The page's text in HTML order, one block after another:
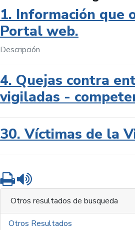
1. Información que
Portal web.
Descripción
4. Quejas contra
vigiladas -
30. Víctimas de la
Imprimir
Otros resultados de busqueda
Otros Resultados